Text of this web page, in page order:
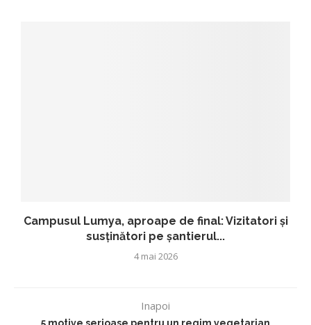
Campusul Lumya, aproape de final: Vizitatori și
susținători pe șantierul...
4 mai 2026
Inapoi
5 motive serioase pentru un regim vegetarian